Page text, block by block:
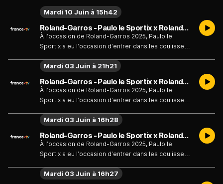
Roland-Garros - Paulo le Sportix x Roland-Garros - Paulo le Sportix x Roland-Garros : La finale - Émission du mardi 10 juin 2025
À l’occasion de Roland-Garros 2025, Paulo le
Sportix a eu l’occasion d’entrer dans les coulisses
plateaux, échange avec les consultants et les
numérique : des moments passionnants au cœur
du tournoi de la porte d’Auteuil !
Mardi 10 Juin à 15h42
Roland-Garros - Paulo le Sportix x Roland-Garros - Paulo le Sportix x Roland-Garros : Le plateau - Émission du mardi 3 juin 2025
À l’occasion de Roland-Garros 2025, Paulo le
Sportix a eu l’occasion d’entrer dans les coulisses
plateaux, échange avec les consultants et les
numérique : des moments passionnants au cœur
du tournoi de la porte d’Auteuil !
Mardi 03 Juin à 21h21
Roland-Garros - Paulo le Sportix x Roland-Garros - Paulo le Sportix x Roland-Garros : Chiliennes - Émission du mardi 3 juin 2025
À l’occasion de Roland-Garros 2025, Paulo le
Sportix a eu l’occasion d’entrer dans les coulisses
plateaux, échange avec les consultants et les
Mardi 03 Juin à 16h28
Mardi 03 Juin à 16h27